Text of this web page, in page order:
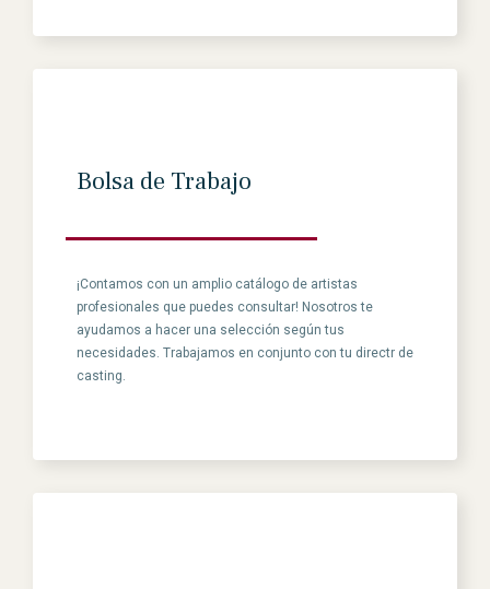
Bolsa de Trabajo
¡Contamos con un amplio catálogo de artistas
profesionales que puedes consultar! Nosotros te
ayudamos a hacer una selección según tus
necesidades. Trabajamos en conjunto con tu directr de
casting.